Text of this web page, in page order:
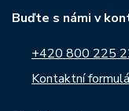
Buďte s námi v
+420 800 225
Kontaktní